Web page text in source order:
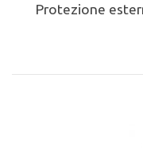
Protezione